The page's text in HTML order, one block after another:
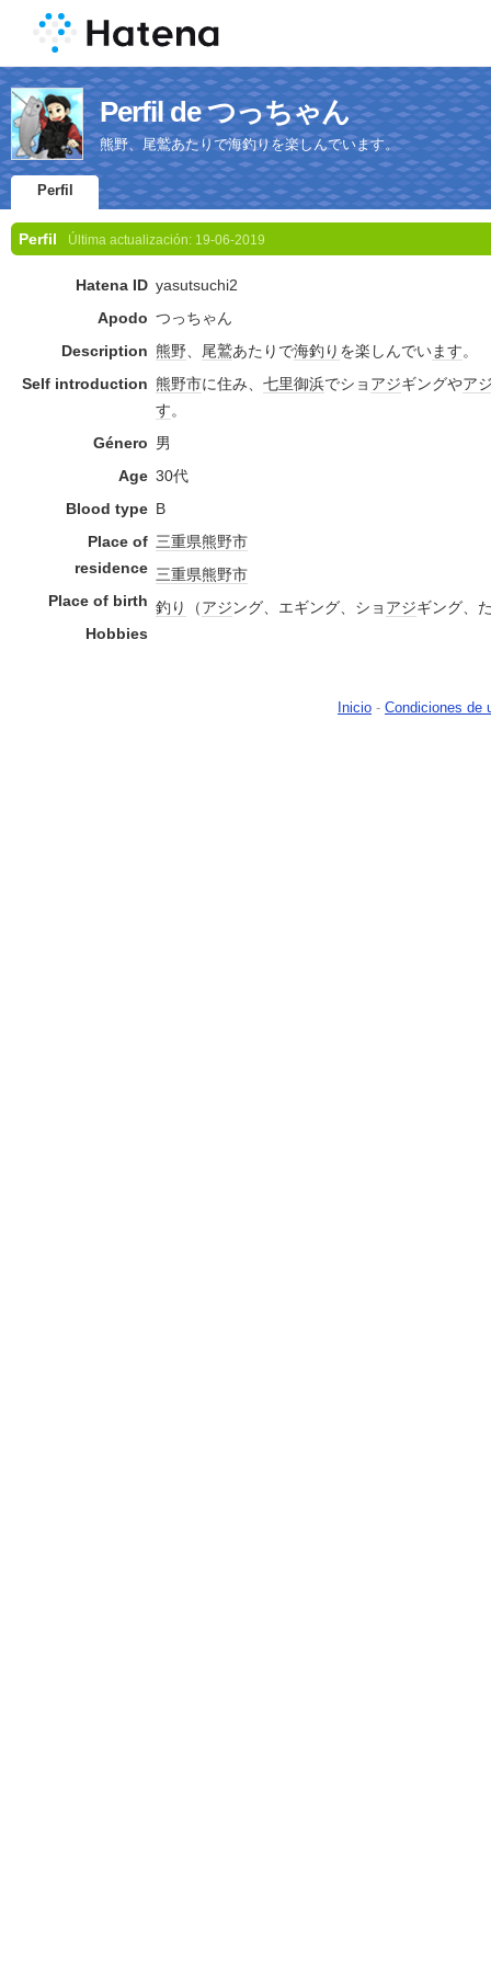
Perfil de つっちゃん
熊野、尾鷲あたりで海釣りを楽しんでいます。
Perfil
Perfil Última actualización: 19-06-2019
Hatena ID yasutsuchi2
Apodo つっちゃん
Description 熊野、 尾鷲あたりで海釣り を楽しんでいます。
Self introduction 熊野市に住み、 七里御浜でショ アジギングやア
す。
Género 男
Age 30代
Blood type B
Place of
residence
三重県熊野市
Place of birth
三重県熊野市
Hobbies
釣り （アジング、エギング、ショ アジギング、
Inicio - Condiciones de